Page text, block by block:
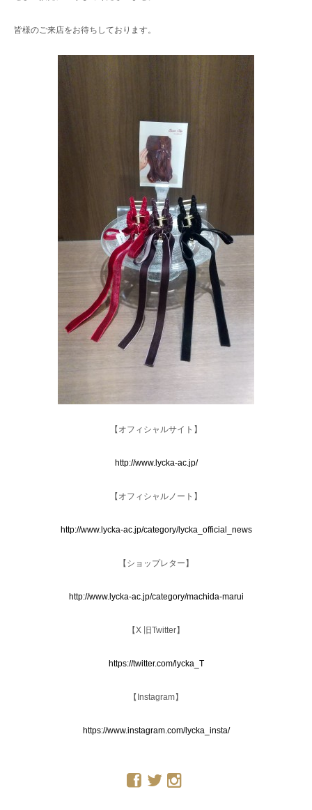
皆様のご来店をお待ちしております。
【オフィシャルサイト】
http://www.lycka-ac.jp/
【オフィシャルノート】
http://www.lycka-ac.jp/category/lycka_official_news
【ショップレター】
http://www.lycka-ac.jp/category/machida-marui
【X 旧Twitter】
https://twitter.com/lycka_T
【Instagram】
https://www.instagram.com/lycka_insta/